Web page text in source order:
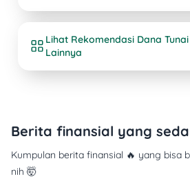
Lihat Rekomendasi Dana
Lainnya
Berita finansial yang
Kumpulan berita finansial 🔥 yang bisa
nih 🤯